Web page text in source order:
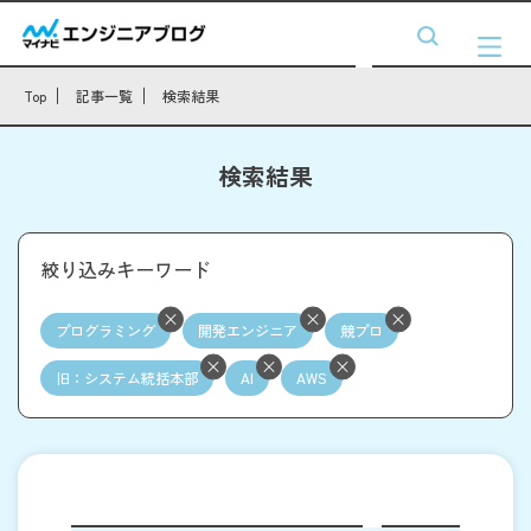
Top 記事一覧 検索結果
検索結果
絞り込みキーワード
プログラミング 開発エンジニア 競プロ
旧：システム統括本部 AI AWS